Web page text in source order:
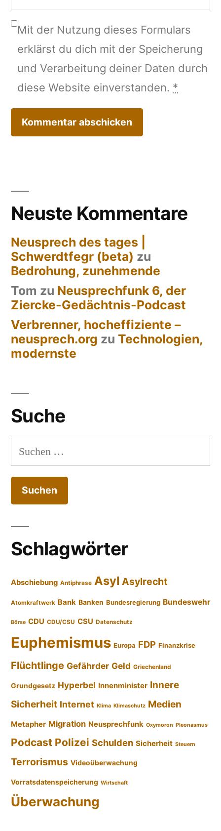
Mit der Nutzung dieses Formulars
erklärst du dich mit der Speicherung
und Verarbeitung deiner Daten durch
diese Website einverstanden. *
Neuste Kommentare
Neusprech des tages |
Schwerdtfegr (beta) zu
Bedrohung, zunehmende
Tom zu Neusprechfunk 6, der
Ziercke-Gedächtnis-Podcast
Verbrenner, hocheffiziente –
neusprech.org zu Technologien,
modernste
Suche
Suchen
nach:
Schlagwörter
Abschiebung Antiphrase Asyl Asylrecht
Atomkraftwerk Bank Banken Bundesregierung Bundeswehr
Börse CDU CDU/CSU CSU Datenschutz
Euphemismus Europa FDP Finanzkrise
Flüchtlinge Gefährder Geld Griechenland
Grundgesetz Hyperbel Innenminister Innere
Sicherheit Internet Klima Klimaschutz Medien
Metapher Migration Neusprechfunk Oxymoron Pleonasmus
Podcast Polizei Schulden Sicherheit Steuern
Terrorismus Videoüberwachung
Vorratsdatenspeicherung Wirtschaft
Überwachung